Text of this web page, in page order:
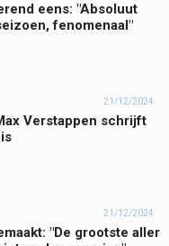
eens: "Absoluut
fenomenaal"
21/12/2024
Verstappen schrijft
21/12/2024
"De grootste aller